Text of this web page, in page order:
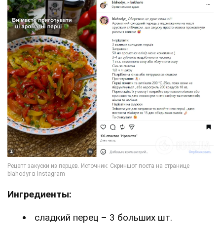
Ингредиенты:
сладкий перец – 3 больших шт.